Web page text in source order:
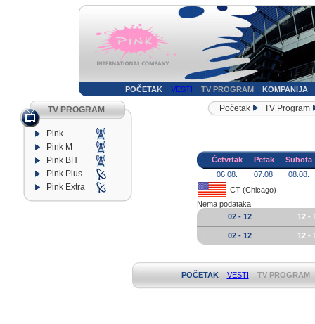
POČETAK VESTI TV PROGRAM KOMPANIJA
TV PROGRAM
Pink
Pink M
Pink BH
Pink Plus
Pink Extra
Početak TV Program
Četvrtak Petak
Subota
06.08.
07.08.
08.08.
CT (Chicago)
Nema podataka
02 - 12
12 -
02 - 12 12 -
POČETAK VESTI TV PROGRAM